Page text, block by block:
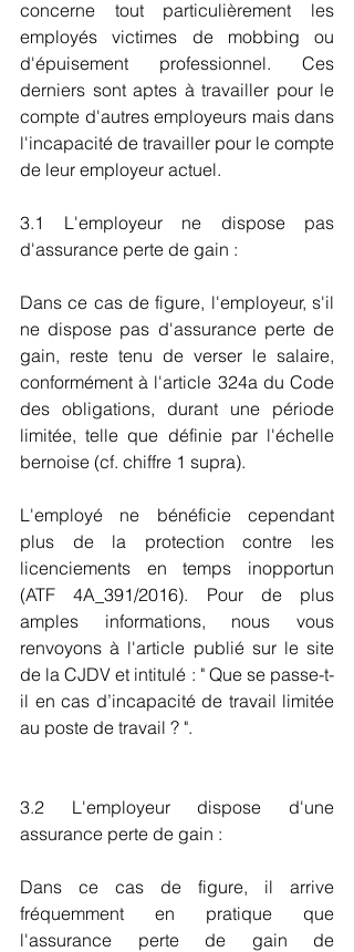
concerne tout particulièrement les
employés victimes de mobbing ou
d'épuisement professionnel. Ces
derniers sont aptes à travailler pour le
compte d'autres employeurs mais dans
l'incapacité de travailler pour le compte
de leur employeur actuel.
3.1 L'employeur ne dispose pas
d'assurance perte de gain :
Dans ce cas de figure, l'employeur, s'il
ne dispose pas d'assurance perte de
gain, reste tenu de verser le salaire,
conformément à l'article 324a du Code
des obligations, durant une période
limitée, telle que définie par l'échelle
bernoise (cf. chiffre 1 supra).
L'employé ne bénéficie cependant
plus de la protection contre les
licenciements en temps inopportun
(ATF 4A_391/2016). Pour de plus
amples informations, nous vous
renvoyons à l'article publié sur le site
de la CJDV et intitulé : " Que se passe-t-
il en cas d’incapacité de travail limitée
au poste de travail ? ".
3.2 L'employeur dispose d'une
assurance perte de gain :
Dans ce cas de figure, il arrive
fréquemment en pratique que
l'assurance perte de gain de